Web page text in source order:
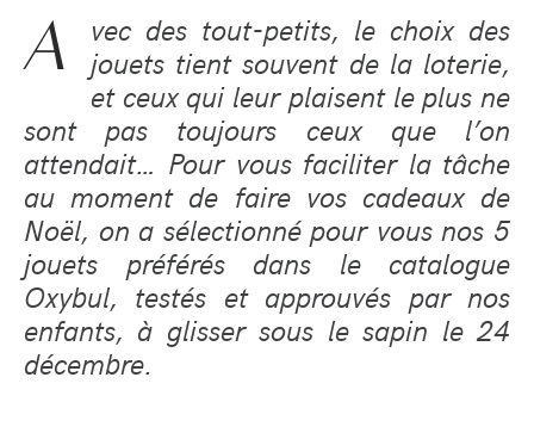
A
vec des tout-petits, le choix des
jouets tient souvent de la loterie,
et ceux qui leur plaisent le plus ne
sont pas toujours ceux que l’on
attendait… Pour vous faciliter la tâche
au moment de faire vos cadeaux de
Noël, on a sélectionné pour vous nos 5
jouets préférés dans le catalogue
Oxybul, testés et approuvés par nos
enfants, à glisser sous le sapin le 24
décembre.